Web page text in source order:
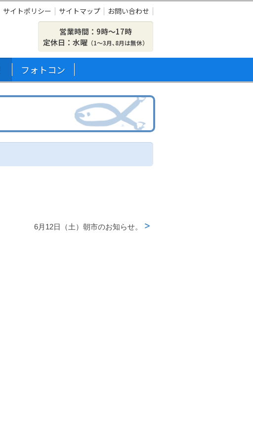
サイトポリシー サイトマップ お問い合わせ
営業時間：9時〜17時
定休日：水曜 （1～3月､8月は無休）
フォトコン
6月12日（土）朝市のお知らせ。